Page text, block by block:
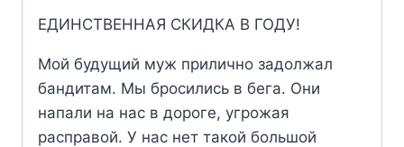
ЕДИНСТВЕННАЯ СКИДКА В ГОДУ!
Мой будущий муж прилично задолжал
бандитам. Мы бросились в бега. Они
напали на нас в дороге, угрожая
расправой. У нас нет такой большой